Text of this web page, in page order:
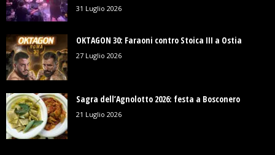
31 Luglio 2026
OKTAGON 30: Faraoni contro Stoica III a Ostia
27 Luglio 2026
Sagra dell’Agnolotto 2026: festa a Bosconero
21 Luglio 2026